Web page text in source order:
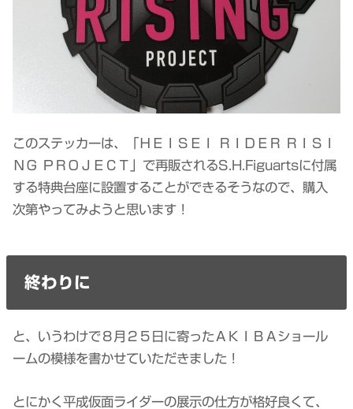
このステッカーは、「ＨＥＩＳＥＩ ＲＩＤＥＲ ＲＩＳＩ
ＮＧ ＰＲＯＪＥＣＴ」で再販されるS.H.Figuartsに付属
する特典台座に設置することができるそうなので、購入
次第やってみようと思います！
終わりに
と、いうわけで８月２５日に寄ったＡＫＩＢＡショール
ームの模様を書かせていただきました！
とにかく平成仮面ライダーの展示の仕方が格好良くて、